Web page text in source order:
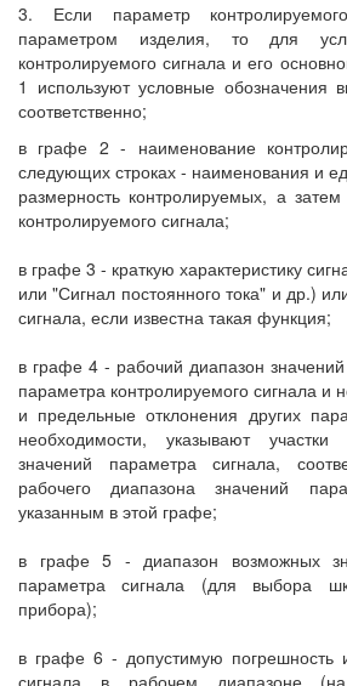
3. Если параметр
параметром изделия, то для
контролируемого сигнала и его
1 используют условные обозначения
соответственно;
в графе 2 - наименование
следующих строках - наименования и
размерность контролируемых, а
контролируемого сигнала;
в графе 3 - краткую характеристику
или "Сигнал постоянного тока" и др.)
сигнала, если известна такая функция;
в графе 4 - рабочий диапазон
параметра контролируемого сигнала и
и предельные отклонения других
необходимости, указывают участки
значений параметра сигнала,
рабочего диапазона значений
указанным в этой графе;
в графе 5 - диапазон возможных
параметра сигнала (для выбора
прибора);
в графе 6 - допустимую погрешность
сигнала в рабочем диапазоне (на